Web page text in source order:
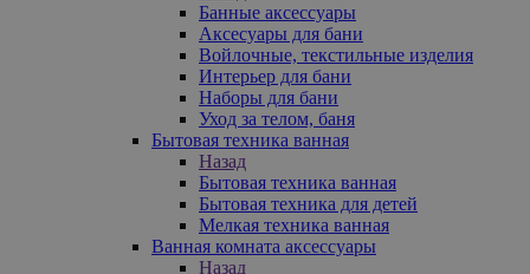
Банные аксессуары
Аксесуары для бани
Войлочные, текстильные изделия
Интерьер для бани
Наборы для бани
Уход за телом, баня
Бытовая техника ванная
Назад
Бытовая техника ванная
Бытовая техника для детей
Мелкая техника ванная
Ванная комната аксессуары
Назад